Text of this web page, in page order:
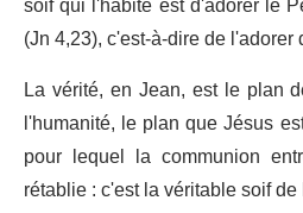
(Jn 4,23), c'est-à-dire de l'adorer
La vérité, en Jean, est le plan
l'humanité, le plan que Jésus
pour lequel la communion
rétablie : c'est la véritable soif